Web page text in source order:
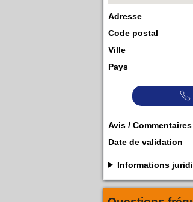
Adresse
Code postal
Ville
Pays
Avis / Commentaires
Date de validation
Informations